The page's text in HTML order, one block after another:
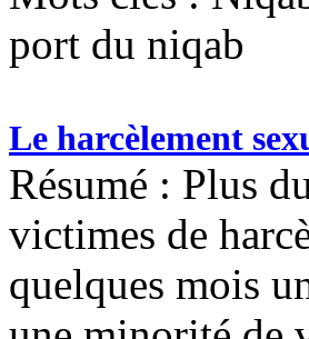
port du niqab
Le harcèlement
Résumé : Plus
victimes de
quelques mois